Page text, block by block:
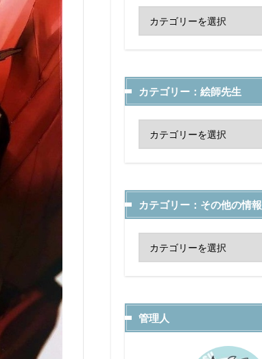
カテゴリー：絵師先生
カテゴリー：その他の情報
管理人